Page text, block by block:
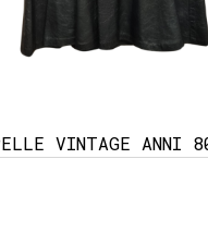
VINTAGE ANNI